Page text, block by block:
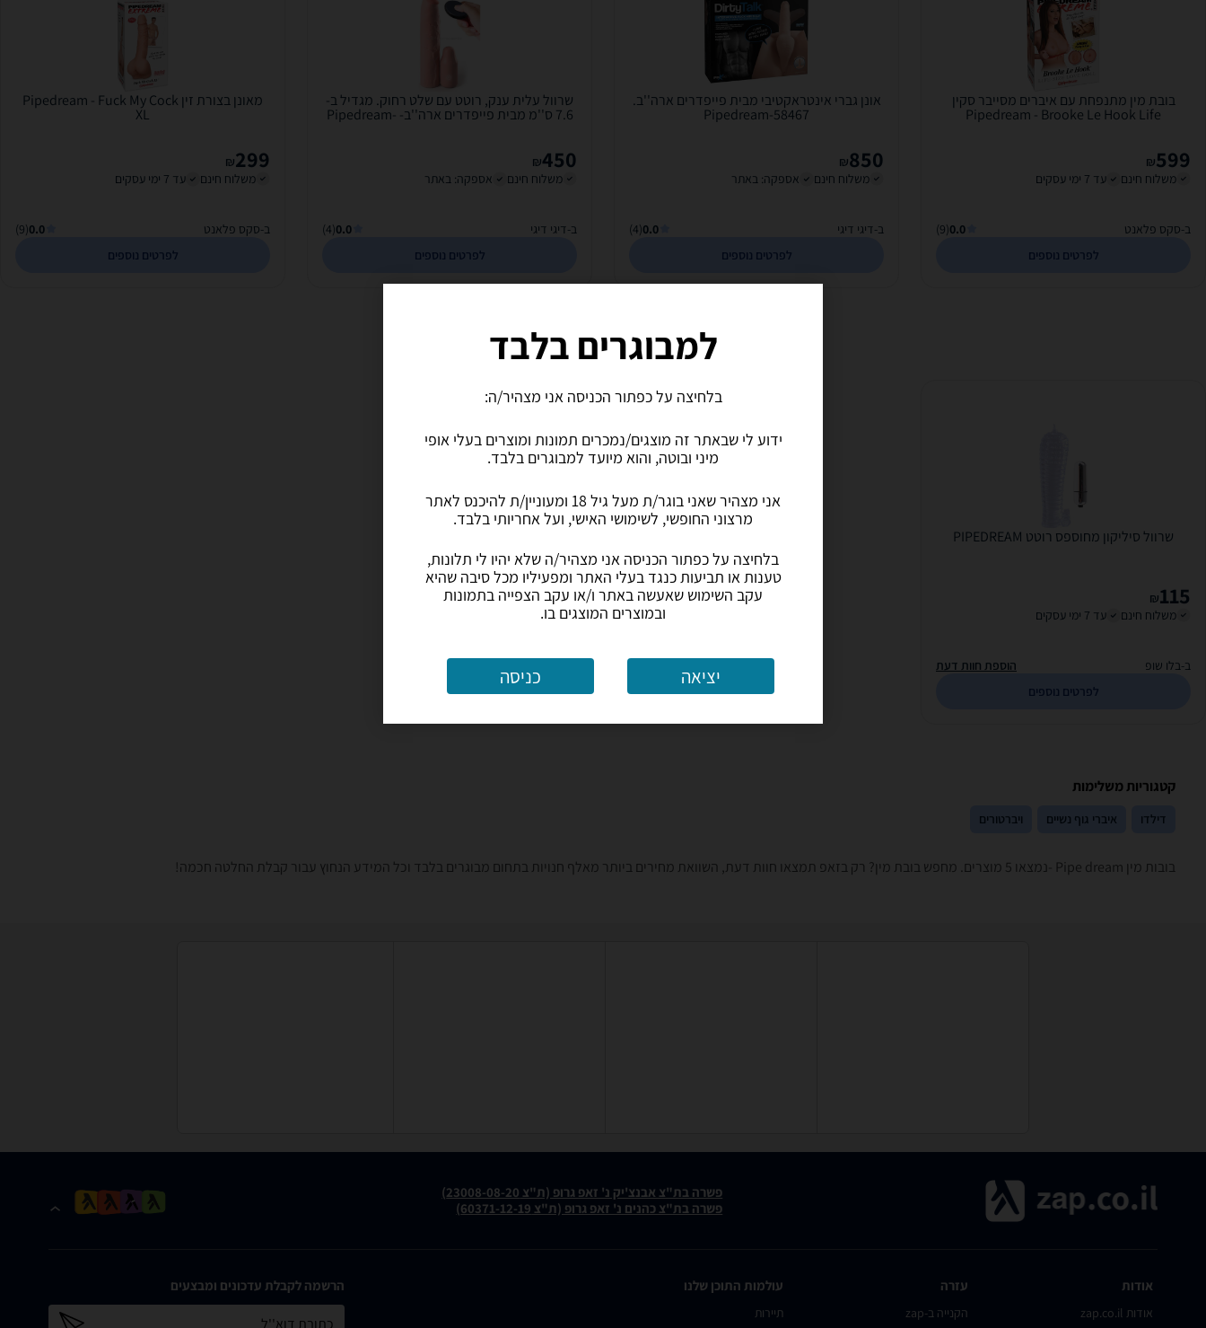
בובת מין מתנפחת עם איברים מסייבר סקין
Pipedream - Brooke Le Hook Life
599
₪
משלוח חינם
עד 7 ימי עסקים
ב-סקס פלאנט 0.0
(9)
לפרטים נוספים
אונן גברי אינטראקטיבי מבית פייפדרים ארה''ב.
Pipedream-58467
850
₪
משלוח חינם
אספקה: באתר
ב-דיגי דיגי 0.0
(4)
לפרטים נוספים
שרוול עלית ענק, רוטט עם שלט רחוק. מגדיל ב-
7.6 ס''מ מבית פייפדרים ארה''ב- Pipedream-
450
₪
משלוח חינם
אספקה: באתר
ב-דיגי דיגי 0.0
(4)
לפרטים נוספים
מאונן בצורת זין Pipedream - Fuck My Cock
XL
299
₪
משלוח חינם
עד 7 ימי עסקים
ב-סקס פלאנט 0.0
(9)
לפרטים נוספים
שרוול סיליקון מחוספס רוטט PIPEDREAM
115
₪
משלוח חינם
עד 7 ימי עסקים
ב-בלו שופ
הוספת חוות דעת
לפרטים נוספים
קטגוריות משלימות
דילדו איברי גוף נשיים ויברטורים
בובות מין ‏Pipe dream -נמצאו 5 מוצרים. מחפש בובת מין? רק בזאפ תמצאו חוות דעת, השוואת מחירים ביותר מאלף חנויות בתחום מבוגרים בלבד וכל המידע הנחוץ עבור קבלת החלטה חכמה!
פשרה בת"צ אבנצ'יק נ' זאפ גרופ (ת"צ 23008-08-20)
פשרה בת"צ כהנים נ' זאפ גרופ (ת"צ 60371-12-19)
אודות
אודות zap.co.il
עזרה
הקנייה ב-zap
עולמות התוכן שלנו
תיירות
הרשמה לקבלת עדכונים ומבצעים
כתובת דוא''ל
למבוגרים בלבד
בלחיצה על כפתור הכניסה אני מצהיר/ה:
ידוע לי שבאתר זה מוצגים/נמכרים תמונות ומוצרים בעלי אופי
מיני ובוטה, והוא מיועד למבוגרים בלבד.
אני מצהיר שאני בוגר/ת מעל גיל 18 ומעוניין/ת להיכנס לאתר
מרצוני החופשי, לשימושי האישי, ועל אחריותי בלבד.
בלחיצה על כפתור הכניסה אני מצהיר/ה שלא יהיו לי תלונות,
טענות או תביעות כנגד בעלי האתר ומפעיליו מכל סיבה שהיא
עקב השימוש שאעשה באתר ו/או עקב הצפייה בתמונות
ובמוצרים המוצגים בו.
יציאה כניסה